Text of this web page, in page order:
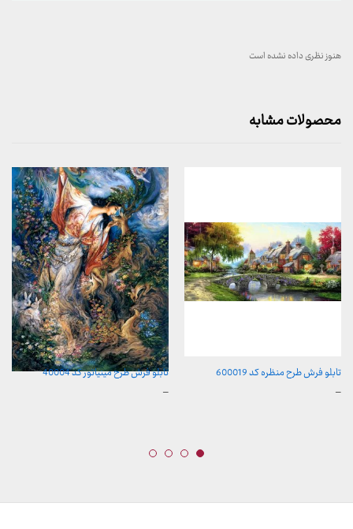
هنوز نظری داده نشده است
محصولات مشابه
تابلو فرش طرح منظره کد 600019
–محدوده
تابلو فرش طرح مینیاتور کد 40004
–محدوده